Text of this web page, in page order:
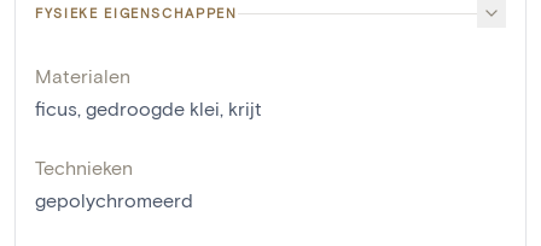
FYSIEKE EIGENSCHAPPEN
Materialen
ficus, gedroogde klei, krijt
Technieken
gepolychromeerd